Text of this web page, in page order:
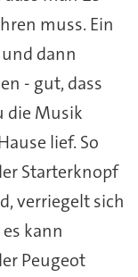
muss. Ein
dann
- gut, dass
die Musik
lief. So
Starterknopf
verriegelt sich
kann
Peugeot